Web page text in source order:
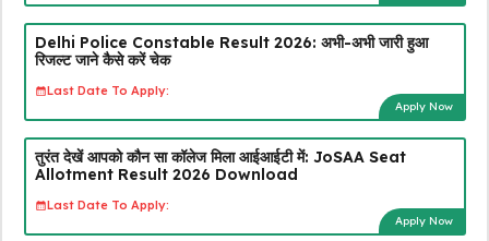
Delhi Police Constable Result 2026: अभी-अभी जारी हुआ
रिजल्ट जाने कैसे करें चेक
Last Date To Apply:
Apply Now
तुरंत देखें आपको कौन सा कॉलेज मिला आईआईटी में: JoSAA Seat
Allotment Result 2026 Download
Last Date To Apply:
Apply Now